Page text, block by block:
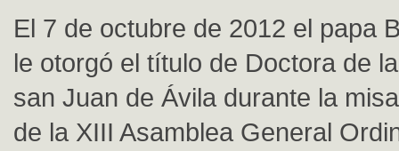
El 7 de octubre de 2012 el papa
le otorgó el título de Doctora de
san Juan de Ávila durante la
de la XIII Asamblea General